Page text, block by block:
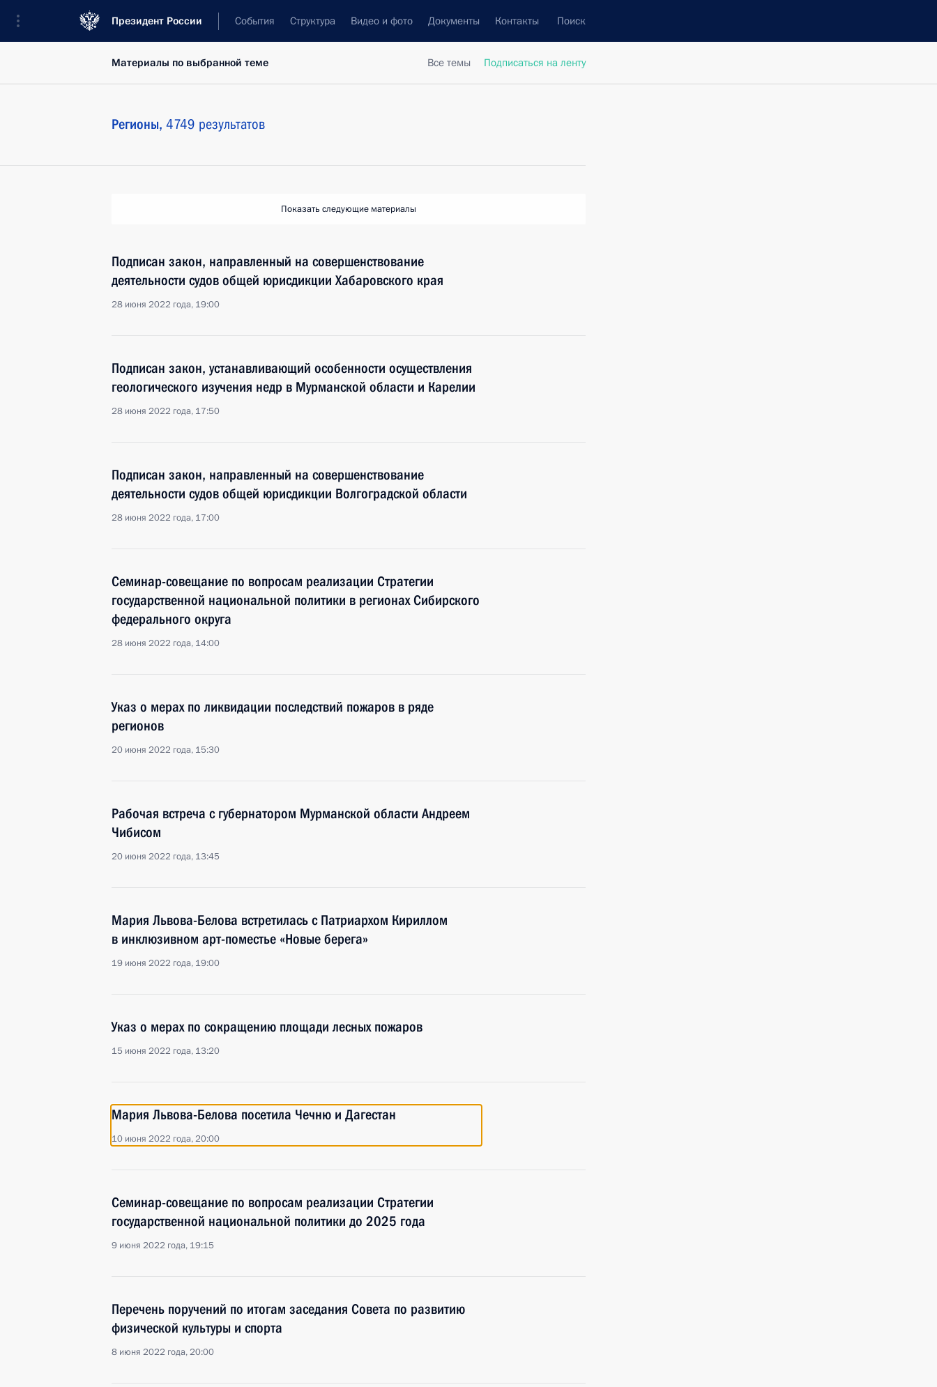
Президент России События Структура Видео и фото Документы Контакты Поиск
Все темы Подписаться на ленту
Материалы по выбранной теме
Регионы, 4749 результатов
Показать следующие материалы
Подписан закон, направленный на совершенствование
деятельности судов общей юрисдикции Хабаровского края
28 июня 2022 года, 19:00
Подписан закон, устанавливающий особенности осуществления
геологического изучения недр в Мурманской области и Карелии
28 июня 2022 года, 17:50
Подписан закон, направленный на совершенствование
деятельности судов общей юрисдикции Волгоградской области
28 июня 2022 года, 17:00
Семинар-совещание по вопросам реализации Стратегии
государственной национальной политики в регионах Сибирского
федерального округа
28 июня 2022 года, 14:00
Указ о мерах по ликвидации последствий пожаров в ряде
регионов
20 июня 2022 года, 15:30
Рабочая встреча с губернатором Мурманской области Андреем
Чибисом
20 июня 2022 года, 13:45
Мария Львова-Белова встретилась с Патриархом Кириллом
в инклюзивном арт-поместье «Новые берега»
19 июня 2022 года, 19:00
Указ о мерах по сокращению площади лесных пожаров
15 июня 2022 года, 13:20
Мария Львова-Белова посетила Чечню и Дагестан
10 июня 2022 года, 20:00
Семинар-совещание по вопросам реализации Стратегии
государственной национальной политики до 2025 года
9 июня 2022 года, 19:15
Перечень поручений по итогам заседания Совета по развитию
физической культуры и спорта
8 июня 2022 года, 20:00